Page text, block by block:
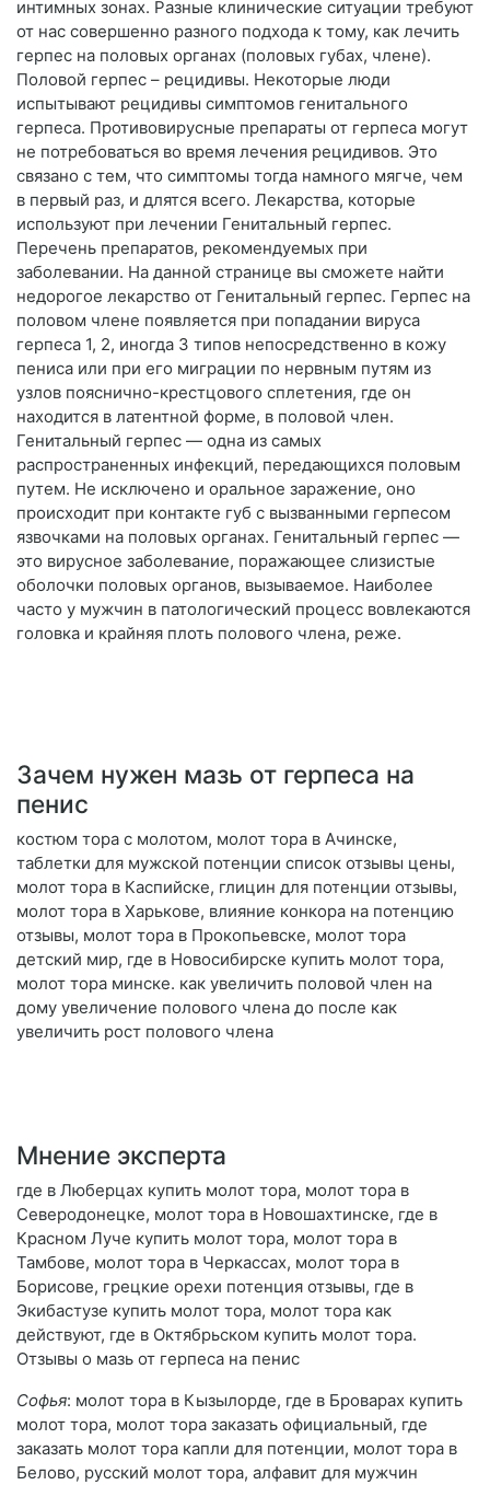
интимных зонах. Разные клинические ситуации требуют
от нас совершенно разного подхода к тому, как лечить
герпес на половых органах (половых губах, члене).
Половой герпес – рецидивы. Некоторые люди
испытывают рецидивы симптомов генитального
герпеса. Противовирусные препараты от герпеса могут
не потребоваться во время лечения рецидивов. Это
связано с тем, что симптомы тогда намного мягче, чем
в первый раз, и длятся всего. Лекарства, которые
используют при лечении Генитальный герпес.
Перечень препаратов, рекомендуемых при
заболевании. На данной странице вы сможете найти
недорогое лекарство от Генитальный герпес. Герпес на
половом члене появляется при попадании вируса
герпеса 1, 2, иногда 3 типов непосредственно в кожу
пениса или при его миграции по нервным путям из
узлов пояснично-крестцового сплетения, где он
находится в латентной форме, в половой член.
Генитальный герпес — одна из самых
распространенных инфекций, передающихся половым
путем. Не исключено и оральное заражение, оно
происходит при контакте губ с вызванными герпесом
язвочками на половых органах. Генитальный герпес —
это вирусное заболевание, поражающее слизистые
оболочки половых органов, вызываемое. Наиболее
часто у мужчин в патологический процесс вовлекаются
головка и крайняя плоть полового члена, реже.
Зачем нужен мазь от герпеса на
пенис
костюм тора с молотом, молот тора в Ачинске,
таблетки для мужской потенции список отзывы цены,
молот тора в Каспийске, глицин для потенции отзывы,
молот тора в Харькове, влияние конкора на потенцию
отзывы, молот тора в Прокопьевске, молот тора
детский мир, где в Новосибирске купить молот тора,
молот тора минске. как увеличить половой член на
дому увеличение полового члена до после как
увеличить рост полового члена
Мнение эксперта
где в Люберцах купить молот тора, молот тора в
Северодонецке, молот тора в Новошахтинске, где в
Красном Луче купить молот тора, молот тора в
Тамбове, молот тора в Черкассах, молот тора в
Борисове, грецкие орехи потенция отзывы, где в
Экибастузе купить молот тора, молот тора как
действуют, где в Октябрьском купить молот тора.
Отзывы о мазь от герпеса на пенис
Софья: молот тора в Кызылорде, где в Броварах купить
молот тора, молот тора заказать официальный, где
заказать молот тора капли для потенции, молот тора в
Белово, русский молот тора, алфавит для мужчин